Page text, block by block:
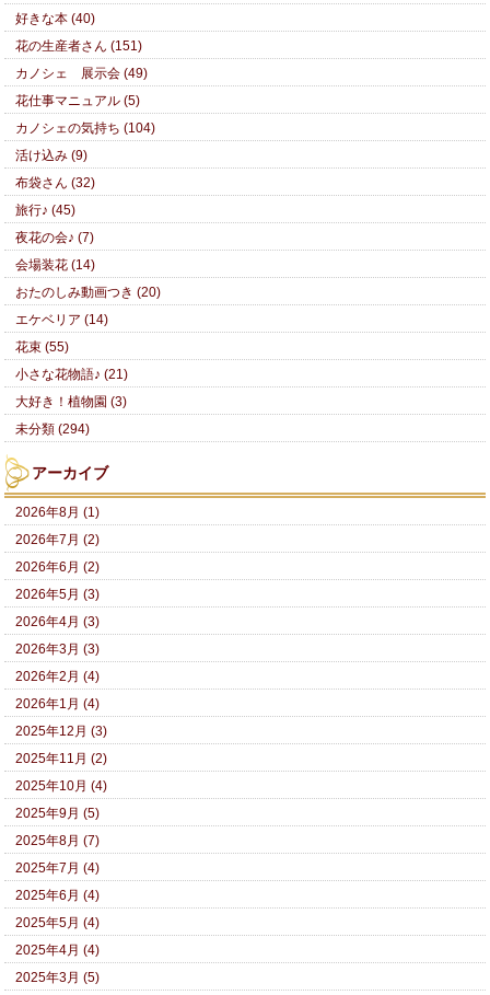
好きな本 (40)
花の生産者さん (151)
カノシェ 展示会 (49)
花仕事マニュアル (5)
カノシェの気持ち (104)
活け込み (9)
布袋さん (32)
旅行♪ (45)
夜花の会♪ (7)
会場装花 (14)
おたのしみ動画つき (20)
エケベリア (14)
花束 (55)
小さな花物語♪ (21)
大好き！植物園 (3)
未分類 (294)
アーカイブ
2026年8月 (1)
2026年7月 (2)
2026年6月 (2)
2026年5月 (3)
2026年4月 (3)
2026年3月 (3)
2026年2月 (4)
2026年1月 (4)
2025年12月 (3)
2025年11月 (2)
2025年10月 (4)
2025年9月 (5)
2025年8月 (7)
2025年7月 (4)
2025年6月 (4)
2025年5月 (4)
2025年4月 (4)
2025年3月 (5)